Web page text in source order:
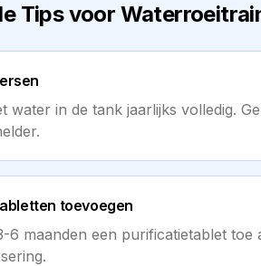
Tips voor
water in de tank jaarlijks volledig.
toevoegen
6 maanden een purificatietablet